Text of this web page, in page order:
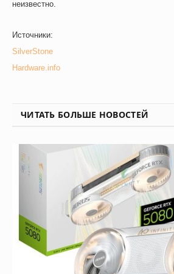
неизвестно.
Источники:
SilverStone
Hardware.info
ЧИТАТЬ БОЛЬШЕ НОВОСТЕЙ